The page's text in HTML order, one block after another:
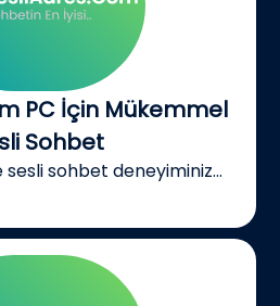
PC İçin Mükemmel
Sohbet
sohbet deneyiminiz...